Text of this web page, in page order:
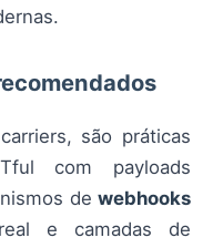
são práticas
com payloads
dewebhooks
e camadas de